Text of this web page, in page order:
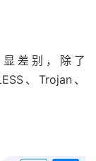
差别，除了
、Trojan、